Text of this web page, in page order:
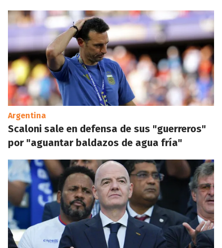
Argentina
Scaloni sale en defensa de sus "guerreros"
por "aguantar baldazos de agua fría"